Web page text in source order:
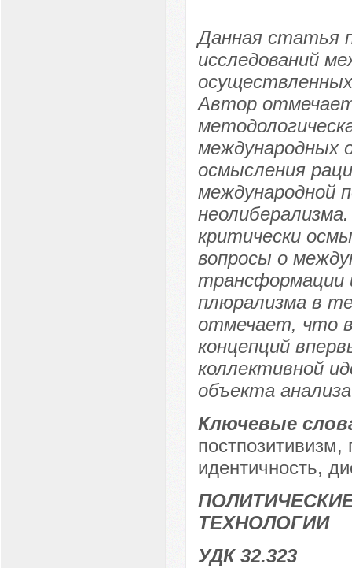
Данная статья
исследований
Автор
международных
осмысления
международной
критически
вопросы о
трансформации
плюрализма в
отмечает, что
концепций
коллективной
объекта
Ключевые
идентичность,
ТЕХНОЛОГИИ
УДК 32.323